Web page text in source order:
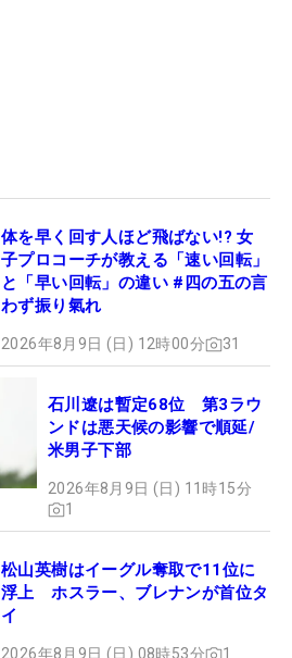
体を早く回す人ほど飛ばない!? 女
子プロコーチが教える「速い回転」
と「早い回転」の違い #四の五の言
わず振り氣れ
2026年8月9日 (日) 12時00分 31
石川遼は暫定68位 第3ラウ
ンドは悪天候の影響で順延/
米男子下部
2026年8月9日 (日) 11時15分
1
松山英樹はイーグル奪取で11位に
浮上 ホスラー、ブレナンが首位タ
イ
2026年8月9日 (日) 08時53分 1